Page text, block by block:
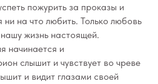
пожурить за проказы и
ни на что любить. Только любовь
жизнь настоящей.
начинается и
слышит и чувствует во чреве
и видит глазами своей